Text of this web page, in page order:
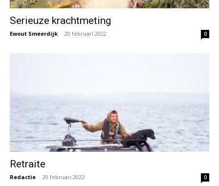
Serieuze krachtmeting
Ewout Smeerdijk - 20 februari 2022 0
Retraite
Redactie - 20 februari 2022 0